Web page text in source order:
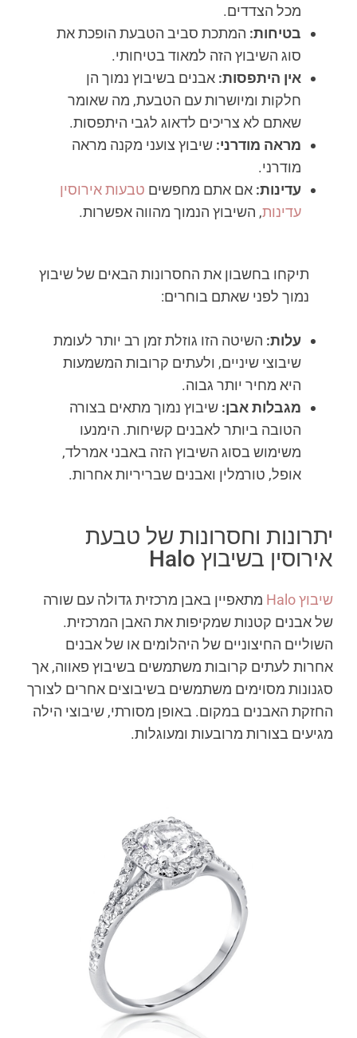
מכל הצדדים.
בטיחות: המתכת סביב הטבעת הופכת את
סוג השיבוץ הזה למאוד בטיחותי.
אין היתפסות: אבנים בשיבוץ נמוך הן
חלקות ומיושרות עם הטבעת, מה שאומר
שאתם לא צריכים לדאוג לגבי היתפסות.
מראה מודרני: שיבוץ צועני מקנה מראה
מודרני.
עדינות: אם אתם מחפשים טבעות אירוסין
עדינות, השיבוץ הנמוך מהווה אפשרות.
תיקחו בחשבון את החסרונות הבאים של שיבוץ
נמוך לפני שאתם בוחרים:
עלות: השיטה הזו גוזלת זמן רב יותר לעומת
שיבוצי שיניים, ולעתים קרובות המשמעות
היא מחיר יותר גבוה.
מגבלות אבן: שיבוץ נמוך מתאים בצורה
הטובה ביותר לאבנים קשיחות. הימנעו
משימוש בסוג השיבוץ הזה באבני אמרלד,
אופל, טורמלין ואבנים שבריריות אחרות.
יתרונות וחסרונות של טבעת
אירוסין בשיבוץ Halo
שיבוץ Halo
מתאפיין באבן מרכזית גדולה עם שורה
של אבנים קטנות שמקיפות את האבן המרכזית.
השוליים החיצוניים של היהלומים או של אבנים
אחרות לעתים קרובות משתמשים בשיבוץ פאווה, אך
סגנונות מסוימים משתמשים בשיבוצים אחרים לצורך
החזקת האבנים במקום. באופן מסורתי, שיבוצי הילה
מגיעים בצורות מרובעות ומעוגלות.